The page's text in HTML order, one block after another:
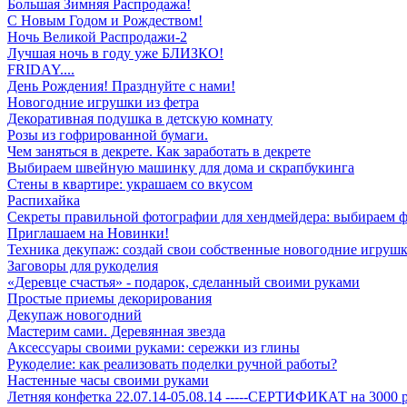
Большая Зимняя Распродажа!
С Новым Годом и Рождеством!
Ночь Великой Распродажи-2
Лучшая ночь в году уже БЛИЗКО!
FRIDAY....
День Рождения! Празднуйте с нами!
Новогодние игрушки из фетра
Декоративная подушка в детскую комнату
Розы из гофрированной бумаги.
Чем заняться в декрете. Как заработать в декрете
Выбираем швейную машинку для дома и скрапбукинга
Стены в квартире: украшаем со вкусом
Распихайка
Секреты правильной фотографии для хендмейдера: выбираем
Приглашаем на Новинки!
Техника декупаж: создай свои собственные новогодние
Заговоры для рукоделия
«Деревце счастья» - подарок, сделанный своими руками
Простые приемы декорирования
Декупаж новогодний
Мастерим сами. Деревянная звезда
Аксессуары своими руками: сережки из глины
Рукоделие: как реализовать поделки ручной работы?
Настенные часы своими руками
Летняя конфетка 22.07.14-05.08.14 -----СЕРТИФИКАТ на 3000